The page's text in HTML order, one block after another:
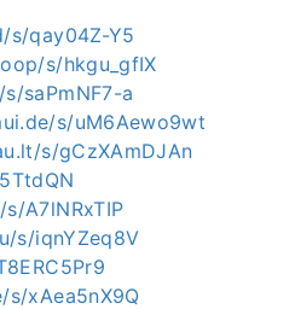
s/qay04Z-Y5
s/hkgu_gfIX
saPmNF7-a
s/uM6Aewo9wt
s/gCzXAmDJAn
A7lNRxTIP
s/iqnYZeq8V
xAea5nX9Q